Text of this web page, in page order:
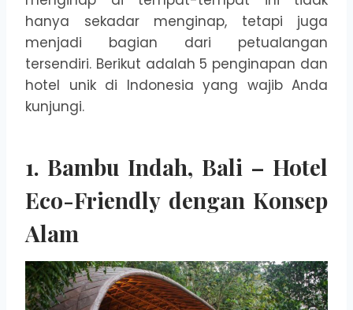
hanya sekadar menginap, tetapi juga
menjadi bagian dari petualangan
tersendiri. Berikut adalah 5 penginapan dan
hotel unik di Indonesia yang wajib Anda
kunjungi.
1. Bambu Indah, Bali – Hotel
Eco-Friendly dengan Konsep
Alam